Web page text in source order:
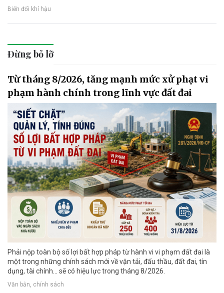
Biến đổi khí hậu
Đừng bỏ lỡ
Từ tháng 8/2026, tăng mạnh mức xử phạt vi
phạm hành chính trong lĩnh vực đất đai
Phải nộp toàn bộ số lợi bất hợp pháp từ hành vi vi phạm đất đai là
một trong những chính sách mới về vận tải, đấu thầu, đất đai, tín
dụng, tài chính... sẽ có hiệu lực trong tháng 8/2026.
Văn bản, chính sách